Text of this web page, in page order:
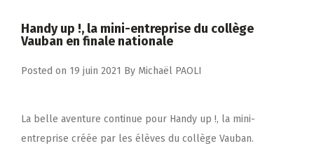
Handy up !, la mini-entreprise du collège
Vauban en finale nationale
Posted on 19 juin 2021 By Michaël PAOLI
La belle aventure continue pour Handy up !, la mini-
entreprise créée par les élèves du collège Vauban.